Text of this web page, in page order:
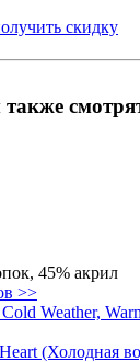
скидку
45% акрил
>>
(Холодная